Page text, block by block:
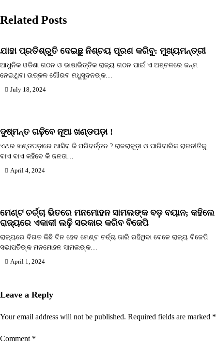
Related Posts
ଯାହା ପ୍ରତିଶ୍ରୁତି ଦେଇଛୁ ନିଶ୍ଚୟ ପୂରଣ କରିବୁ: ମୁଖ୍ୟମନ୍ତ୍ରୀ
ଆଧୁନିକ ଓଡିଶା ଗଠନ ଓ ଭାଷାଭିତ୍ତିକ ରାଜ୍ୟ ଗଠନ ପାଇଁ ଏ ଅଞ୍ଚଳରେ ଜନ୍ମ
ନେଇଥିବା ଉତ୍କଳ ଗୌରବ ମଧୁସୁଦନଙ୍କ…
July 18, 2024
ଦୁଷ୍ମନ୍ତ ଗଢି଼ବେ ନୂଆ ଖଣ୍ଡପଡ଼ା !
ଏଥର ଖଣ୍ଡପଡ଼ାରେ ଆସିବ କି ପରିବର୍ତ୍ତନ ? ରାଜରାଜୁଡ଼ା ଓ ପାରିବାରିକ ରାଜନୀତିକୁ
ବାଏ ବାଏ କହିବେ କି ଜନତା…
April 4, 2024
ମେଣ୍ଟ ଚର୍ଚ୍ଚା ଭିତରେ ମନମୋହନ ସାମଲଙ୍କ ବଡ଼ ବୟାନ; କହିଲେ
ରାଜ୍ୟରେ ଏକାକୀ ଲଢି଼ ସରକାର କରିବ ବିଜେପି
ରାଜ୍ୟରେ ବିଗତ କିଛି ଦିନ ହେବ ମେଣ୍ଟ ଚର୍ଚ୍ଚା ଜାରି ରହିଥିବା ବେଳେ ରାଜ୍ୟ ବିଜେପି
ସଭାପତିଙ୍କ ମନମୋହନ ସାମଲଙ୍କ…
April 1, 2024
Leave a Reply
Your email address will not be published. Required fields are marked *
Comment *